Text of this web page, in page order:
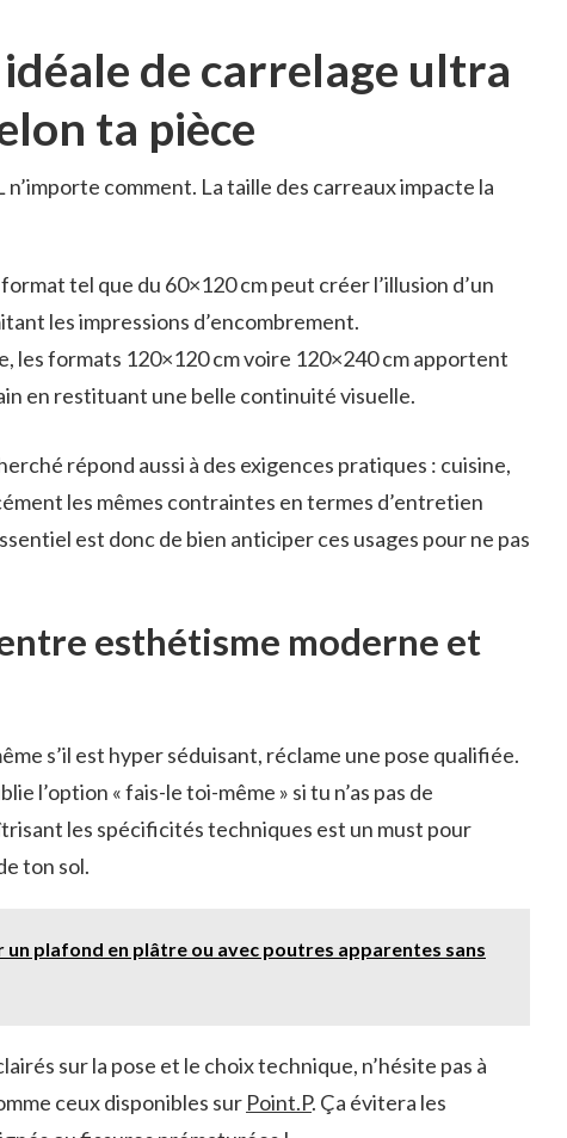
de carrelage ultra
ta pièce
comment. La taille des carreaux impacte la
tel que du 60×120 cm peut créer l’illusion d’un
les impressions d’encombrement.
les formats 120×120 cm voire 120×240 cm apportent
en restituant une belle continuité visuelle.
répond aussi à des exigences pratiques : cuisine,
les mêmes contraintes en termes d’entretien
est donc de bien anticiper ces usages pour ne pas
esthétisme moderne et
s’il est hyper séduisant, réclame une pose qualifiée.
l’option « fais-le toi-même » si tu n’as pas de
les spécificités techniques est un must pour
ton sol.
plafond en plâtre ou avec poutres apparentes sans
sur la pose et le choix technique, n’hésite pas à
ceux disponibles sur Point.P. Ça évitera les